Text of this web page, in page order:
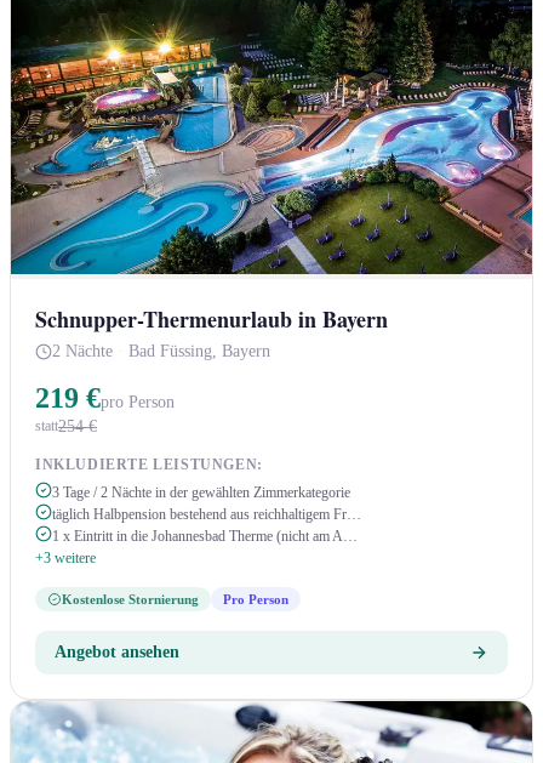
Schnupper-Thermenurlaub in Bayern
2 Nächte · Bad Füssing, Bayern
219 €pro Person
statt254 €
INKLUDIERTE LEISTUNGEN:
3 Tage / 2 Nächte in der gewählten Zimmerkategorie
täglich Halbpension bestehend aus reichhaltigem Fr…
1 x Eintritt in die Johannesbad Therme (nicht am A…
+3 weitere
Kostenlose Stornierung Pro Person
Angebot ansehen